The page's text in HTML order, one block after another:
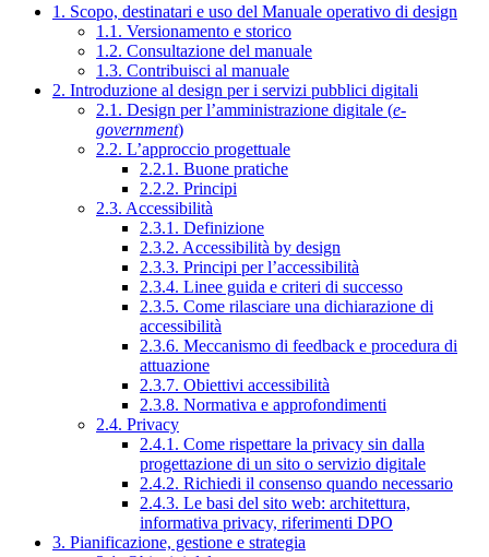
1. Scopo, destinatari e uso del Manuale operativo di design
1.1. Versionamento e storico
1.2. Consultazione del manuale
1.3. Contribuisci al manuale
2. Introduzione al design per i servizi pubblici digitali
2.1. Design per l’amministrazione digitale (e-
government)
2.2. L’approccio progettuale
2.2.1. Buone pratiche
2.2.2. Principi
2.3. Accessibilità
2.3.1. Definizione
2.3.2. Accessibilità by design
2.3.3. Principi per l’accessibilità
2.3.4. Linee guida e criteri di successo
2.3.5. Come rilasciare una dichiarazione di
accessibilità
2.3.6. Meccanismo di feedback e procedura di
attuazione
2.3.7. Obiettivi accessibilità
2.3.8. Normativa e approfondimenti
2.4. Privacy
2.4.1. Come rispettare la privacy sin dalla
progettazione di un sito o servizio digitale
2.4.2. Richiedi il consenso quando necessario
2.4.3. Le basi del sito web: architettura,
informativa privacy, riferimenti DPO
3. Pianificazione, gestione e strategia